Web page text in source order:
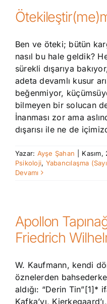
Ben ve öteki; bütün
nasıl bu hale geldik?
sürekli dışarıya
adeta devamlı kusur
beğenmiyor,
bilmeyen bir solucan
İnanması zor ama
dışarısı ile ne de
Yazar: Ayşe Şahan Kasım,
Psikoloji, Yabancılaşma
Devamı
Apollon
Friedrich
W. Kaufmann, kendi
öznelerden
aldığı: “Derin Tin”[1]*
Kafka’yı,